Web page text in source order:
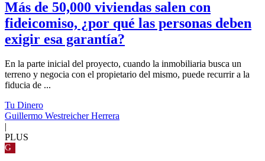
Más de 50,000 viviendas salen con
fideicomiso, ¿por qué las personas deben
exigir esa garantía?
En la parte inicial del proyecto, cuando la inmobiliaria busca un
terreno y negocia con el propietario del mismo, puede recurrir a la
fiducia de ...
Tu Dinero
Guillermo Westreicher Herrera
PLUS
G